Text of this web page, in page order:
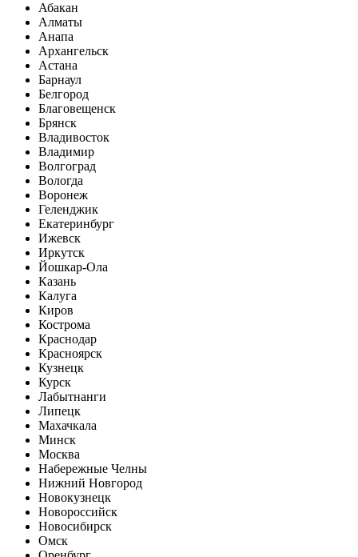
Абакан
Алматы
Анапа
Архангельск
Астана
Барнаул
Белгород
Благовещенск
Брянск
Владивосток
Владимир
Волгоград
Вологда
Воронеж
Геленджик
Екатеринбург
Ижевск
Иркутск
Йошкар-Ола
Казань
Калуга
Киров
Кострома
Краснодар
Красноярск
Кузнецк
Курск
Лабытнанги
Липецк
Махачкала
Минск
Москва
Набережные Челны
Нижний Новгород
Новокузнецк
Новороссийск
Новосибирск
Омск